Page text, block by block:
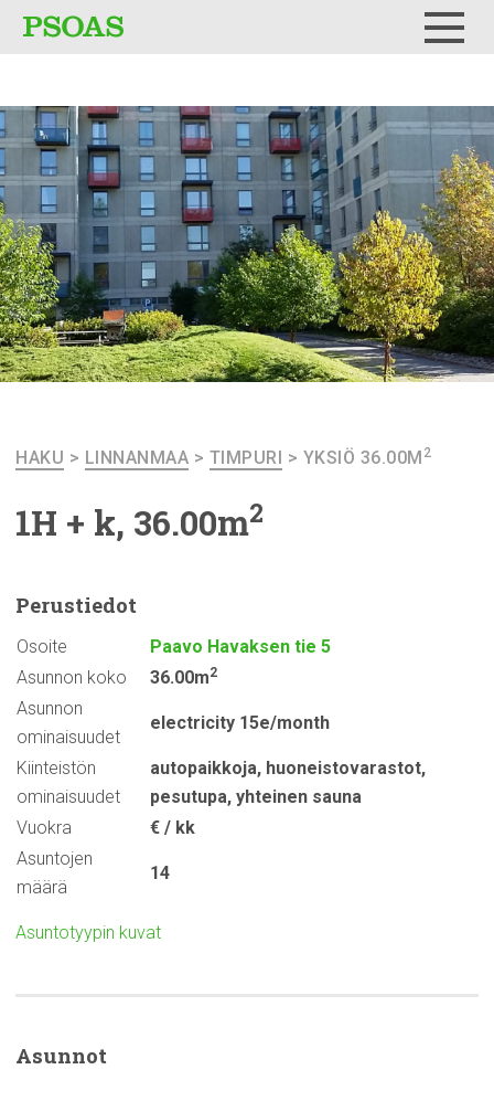
HAKU > LINNANMAA > TIMPURI > YKSIÖ 36.00M 2
1H + k, 36.00m2
Perustiedot
Osoite
Paavo Havaksen tie 5
Asunnon koko
36.00m2
Asunnon
ominaisuudet
electricity 15e/month
Kiinteistön
ominaisuudet
autopaikkoja, huoneistovarastot,
pesutupa, yhteinen sauna
Vuokra
€ / kk
Asuntojen
määrä
14
Asuntotyypin kuvat
Asunnot